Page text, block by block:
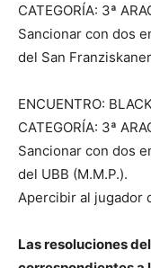
CATEGORÍA: 3ª
Sancionar con dos
del San
ENCUENTRO:
CATEGORÍA: 3ª
Sancionar con dos
del UBB (M.M.P.).
Apercibir al jugador
Las resoluciones